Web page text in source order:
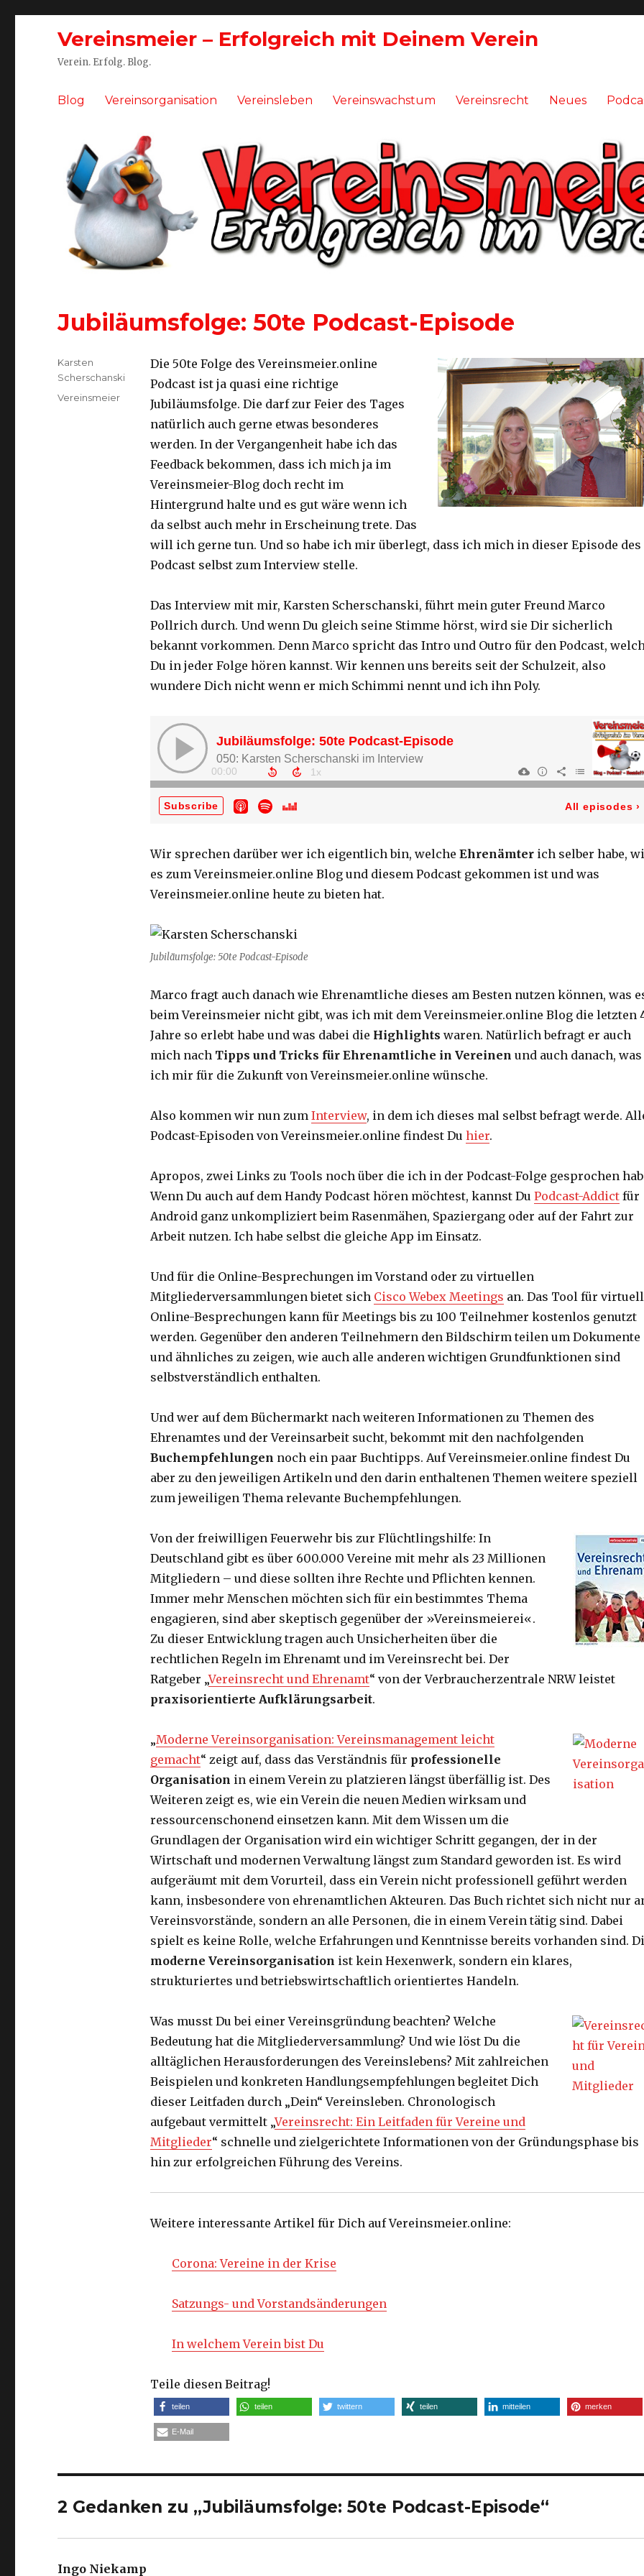
Vereinsmeier – Erfolgreich mit Deinem Verein
Verein. Erfolg. Blog.
Blog Vereinsorganisation Vereinsleben Vereinswachstum Vereinsrecht Neues
Jubiläumsfolge: 50te Podcast-Episode
Die 50te Folge des Vereinsmeier.online
Podcast ist ja quasi eine richtige
Jubiläumsfolge. Die darf zur Feier des Tages
natürlich auch gerne etwas besonderes
werden. In der Vergangenheit habe ich das
Feedback bekommen, dass ich mich ja im
Vereinsmeier-Blog doch recht im
Hintergrund halte und es gut wäre wenn ich
da selbst auch mehr in Erscheinung trete. Das
will ich gerne tun. Und so habe ich mir überlegt, dass ich mich in dieser Episode des
Podcast selbst zum Interview stelle.
Das Interview mit mir, Karsten Scherschanski, führt mein guter Freund Marco
Pollrich durch. Und wenn Du gleich seine Stimme hörst, wird sie Dir sicherlich
bekannt vorkommen. Denn Marco spricht das Intro und Outro für den Podcast,
Du in jeder Folge hören kannst. Wir kennen uns bereits seit der Schulzeit, also
wundere Dich nicht wenn er mich Schimmi nennt und ich ihn Poly.
Wir sprechen darüber wer ich eigentlich bin, welcheEhrenämter ich selber habe,
es zum Vereinsmeier.online Blog und diesem Podcast gekommen ist und was
Vereinsmeier.online heute zu bieten hat.
Jubiläumsfolge: 50te Podcast-Episode
Marco fragt auch danach wie Ehrenamtliche dieses am Besten nutzen können, was
beim Vereinsmeier nicht gibt, was ich mit dem Vereinsmeier.online Blog die letzten
Jahre so erlebt habe und was dabei die Highlights waren. Natürlich befragt er auch
mich nach Tipps und Tricks für Ehrenamtliche in Vereinen und auch danach, was
ich mir für die Zukunft von Vereinsmeier.online wünsche.
Also kommen wir nun zumInterview, in dem ich dieses mal selbst befragt werde.
Podcast-Episoden von Vereinsmeier.online findest Duhier.
Apropos, zwei Links zu Tools noch über die ich in der Podcast-Folge gesprochen
Wenn Du auch auf dem Handy Podcast hören möchtest, kannst DuPodcast-Addict für
Android ganz unkompliziert beim Rasenmähen, Spaziergang oder auf der Fahrt zur
Arbeit nutzen. Ich habe selbst die gleiche App im Einsatz.
Und für die Online-Besprechungen im Vorstand oder zu virtuellen
Mitgliederversammlungen bietet sich Cisco Webex Meetings an. Das Tool für
Online-Besprechungen kann für Meetings bis zu 100 Teilnehmer kostenlos genutzt
werden. Gegenüber den anderen Teilnehmern den Bildschirm teilen um Dokumente
und ähnliches zu zeigen, wie auch alle anderen wichtigen Grundfunktionen sind
selbstverständlich enthalten.
Und wer auf dem Büchermarkt nach weiteren Informationen zu Themen des
Ehrenamtes und der Vereinsarbeit sucht, bekommt mit den nachfolgenden
Buchempfehlungen noch ein paar Buchtipps. Auf Vereinsmeier.online findest Du
aber zu den jeweiligen Artikeln und den darin enthaltenen Themen weitere speziell
zum jeweiligen Thema relevante Buchempfehlungen.
Von der freiwilligen Feuerwehr bis zur Flüchtlingshilfe: In
Deutschland gibt es über 600.000 Vereine mit mehr als 23 Millionen
Mitgliedern – und diese sollten ihre Rechte und Pflichten kennen.
Immer mehr Menschen möchten sich für ein bestimmtes Thema
engagieren, sind aber skeptisch gegenüber der »Vereinsmeierei«.
Zu dieser Entwicklung tragen auch Unsicherheiten über die
rechtlichen Regeln im Ehrenamt und im Vereinsrecht bei. Der
Ratgeber „Vereinsrecht und Ehrenamt“ von der Verbraucherzentrale NRW leistet
praxisorientierte Aufklärungsarbeit.
„Moderne Vereinsorganisation: Vereinsmanagement leicht
gemacht“ zeigt auf, dass das Verständnis für professionelle
Organisation in einem Verein zu platzieren längst überfällig ist. Des
Weiteren zeigt es, wie ein Verein die neuen Medien wirksam und
ressourcenschonend einsetzen kann. Mit dem Wissen um die
Grundlagen der Organisation wird ein wichtiger Schritt gegangen, der in der
Wirtschaft und modernen Verwaltung längst zum Standard geworden ist. Es wird
aufgeräumt mit dem Vorurteil, dass ein Verein nicht professionell geführt werden
kann, insbesondere von ehrenamtlichen Akteuren. Das Buch richtet sich nicht nur
Vereinsvorstände, sondern an alle Personen, die in einem Verein tätig sind. Dabei
spielt es keine Rolle, welche Erfahrungen und Kenntnisse bereits vorhanden sind.
moderne Vereinsorganisation ist kein Hexenwerk, sondern ein klares,
strukturiertes und betriebswirtschaftlich orientiertes Handeln.
Was musst Du bei einer Vereinsgründung beachten? Welche
Bedeutung hat die Mitgliederversammlung? Und wie löst Du die
alltäglichen Herausforderungen des Vereinslebens? Mit zahlreichen
Beispielen und konkreten Handlungsempfehlungen begleitet Dich
dieser Leitfaden durch „Dein“ Vereinsleben. Chronologisch
aufgebaut vermittelt „Vereinsrecht: Ein Leitfaden für Vereine und
Mitglieder“ schnelle und zielgerichtete Informationen von der Gründungsphase bis
hin zur erfolgreichen Führung des Vereins.
Weitere interessante Artikel für Dich auf Vereinsmeier.online:
Corona: Vereine in der Krise
Satzungs- und Vorstandsänderungen
In welchem Verein bist Du
Teile diesen Beitrag!
teilen teilen twittern teilen mitteilen merken
E-Mail
Autor
Karsten
Scherschanski
Kategorien
Vereinsmeier
2 Gedanken zu „Jubiläumsfolge: 50te Podcast-Episode“
Ingo Niekamp